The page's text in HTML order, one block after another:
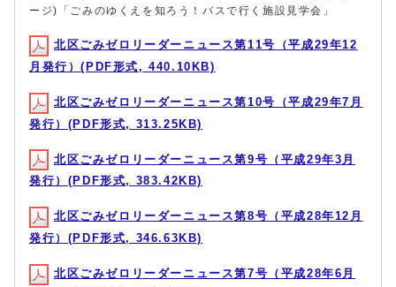
ージ)「ごみのゆくえを知ろう！バスで行く施設見学会」
北区ごみゼロリーダーニュース第11号（平成29年12
月発行）(PDF形式, 440.10KB)
北区ごみゼロリーダーニュース第10号（平成29年7月
発行）(PDF形式, 313.25KB)
北区ごみゼロリーダーニュース第9号（平成29年3月
発行）(PDF形式, 383.42KB)
北区ごみゼロリーダーニュース第8号（平成28年12月
発行）(PDF形式, 346.63KB)
北区ごみゼロリーダーニュース第7号（平成28年6月